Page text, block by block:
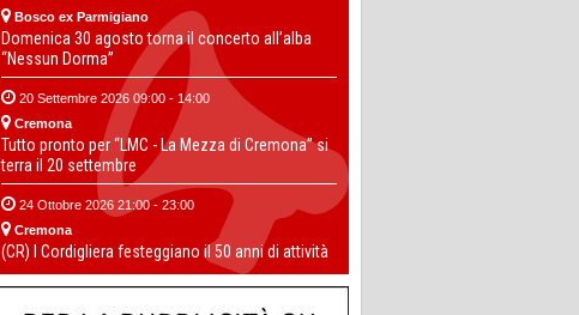
Bosco ex Parmigiano
Domenica 30 agosto torna il concerto all’alba
“Nessun Dorma”
20 Settembre 2026 09:00 - 14:00
Cremona
Tutto pronto per “LMC - La Mezza di Cremona” si
terra il 20 settembre
24 Ottobre 2026 21:00 - 23:00
Cremona
(CR) I Cordigliera festeggiano il 50 anni di attività